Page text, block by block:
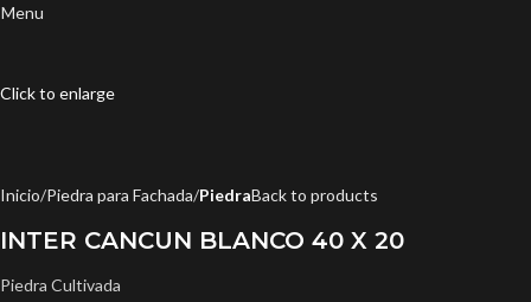
Menu
Click to enlarge
Inicio Piedra para Fachada PiedraBack to products
INTER CANCUN BLANCO 40 X 20
Piedra Cultivada